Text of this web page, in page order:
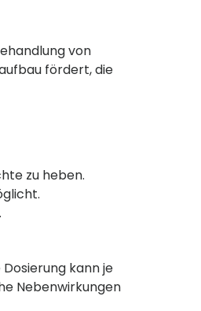
von
fördert, die
zu heben.
kann je
Nebenwirkungen